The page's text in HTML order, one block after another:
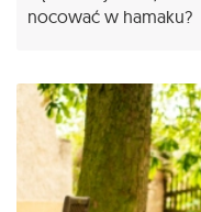
nocować w hamaku?